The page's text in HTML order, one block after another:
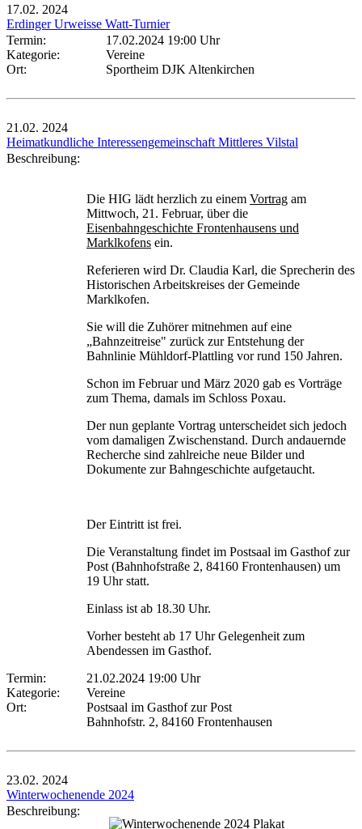
17.02. 2024
Erdinger Urweisse Watt-Turnier
Termin:
17.02.2024 19:00 Uhr
Kategorie:
Vereine
Ort:
Sportheim DJK Altenkirchen
21.02. 2024
Heimatkundliche Interessengemeinschaft Mittleres Vilstal
Beschreibung:
Die HIG lädt herzlich zu einem Vortrag am
Mittwoch, 21. Februar, über die
Eisenbahngeschichte Frontenhausens und
Marklkofens ein.
Referieren wird Dr. Claudia Karl, die Sprecherin des
Historischen Arbeitskreises der Gemeinde
Marklkofen.
Sie will die Zuhörer mitnehmen auf eine
„Bahnzeitreise" zurück zur Entstehung der
Bahnlinie Mühldorf-Plattling vor rund 150 Jahren.
Schon im Februar und März 2020 gab es Vorträge
zum Thema, damals im Schloss Poxau.
Der nun geplante Vortrag unterscheidet sich jedoch
vom damaligen Zwischenstand. Durch andauernde
Recherche sind zahlreiche neue Bilder und
Dokumente zur Bahngeschichte aufgetaucht.
Der Eintritt ist frei.
Die Veranstaltung findet im Postsaal im Gasthof zur
Post (Bahnhofstraße 2, 84160 Frontenhausen) um
19 Uhr statt.
Einlass ist ab 18.30 Uhr.
Vorher besteht ab 17 Uhr Gelegenheit zum
Abendessen im Gasthof.
Termin:
21.02.2024 19:00 Uhr
Kategorie:
Vereine
Ort:
Postsaal im Gasthof zur Post
Bahnhofstr. 2, 84160 Frontenhausen
23.02. 2024
Winterwochenende 2024
Beschreibung: